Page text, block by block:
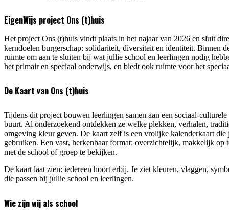
EigenWijs project Ons (t)huis
Het project Ons (t)huis vindt plaats in het najaar van 2026 en sluit
kerndoelen burgerschap: solidariteit, diversiteit en identiteit. Binnen
ruimte om aan te sluiten bij wat jullie school en leerlingen nodig
het primair en speciaal onderwijs, en biedt ook ruimte voor het
De Kaart van Ons (t)huis
Tijdens dit project bouwen leerlingen samen aan een sociaal-
buurt. Al onderzoekend ontdekken ze welke plekken, verhalen,
omgeving kleur geven. De kaart zelf is een vrolijke kalenderkaart die
gebruiken. Een vast, herkenbaar format: overzichtelijk, makkelijk op
met de school of groep te bekijken.
De kaart laat zien: iedereen hoort erbij. Je ziet kleuren, vlaggen,
die passen bij jullie school en leerlingen.
Wie zijn wij als school